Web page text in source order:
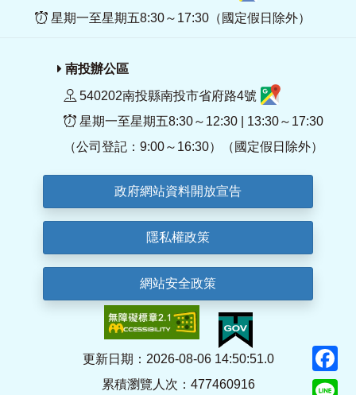
星期一至星期五8:30～17:30（國定假日除外）
南投辦公區
540202南投縣南投市省府路4號
星期一至星期五8:30～12:30 | 13:30～17:30
（公司登記：9:00～16:30）（國定假日除外）
政府網站資料開放宣告
隱私權政策
網站安全政策
更新日期：2026-08-06 14:50:51.0
累積瀏覽人次：477460916